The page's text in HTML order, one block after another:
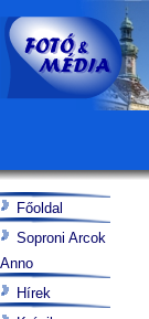
Főoldal
Soproni Arcok
Anno
Hírek